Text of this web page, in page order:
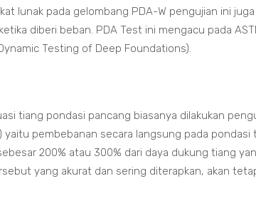
lunak pada gelombang PDA-W pengujian ini
diberi beban. PDA Test ini mengacu pada
Testing of Deep Foundations).
tiang pondasi pancang biasanya dilakukan
pembebanan secara langsung pada pondasi
200% atau 300% dari daya dukung tiang
yang akurat dan sering diterapkan, akan